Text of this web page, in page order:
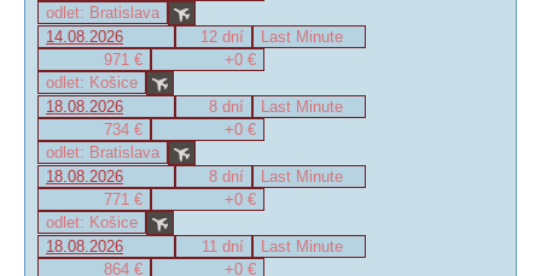
odlet: Bratislava
14.08.2026
12 dní
Last Minute
971 €
+0 €
odlet: Košice
18.08.2026
8 dní
Last Minute
734 €
+0 €
odlet: Bratislava
18.08.2026
8 dní
Last Minute
771 €
+0 €
odlet: Košice
18.08.2026
11 dní
Last Minute
864 €
+0 €